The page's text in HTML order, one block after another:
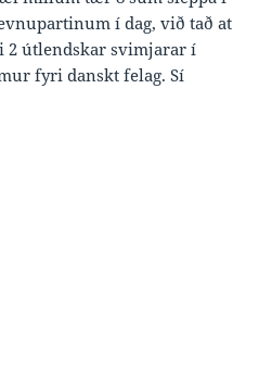
í dag, við tað at
2 útlendskar svimjarar í
fyri danskt felag. Sí